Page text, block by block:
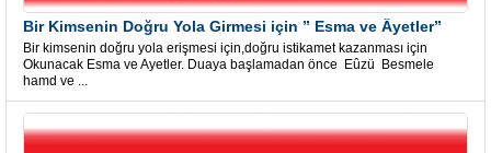
Bir Kimsenin Doğru Yola Girmesi için ” Esma ve Âyetler”
Bir kimsenin doğru yola erişmesi için,doğru istikamet kazanması için
Okunacak Esma ve Ayetler. Duaya başlamadan önce Eûzü Besmele
hamd ve ...